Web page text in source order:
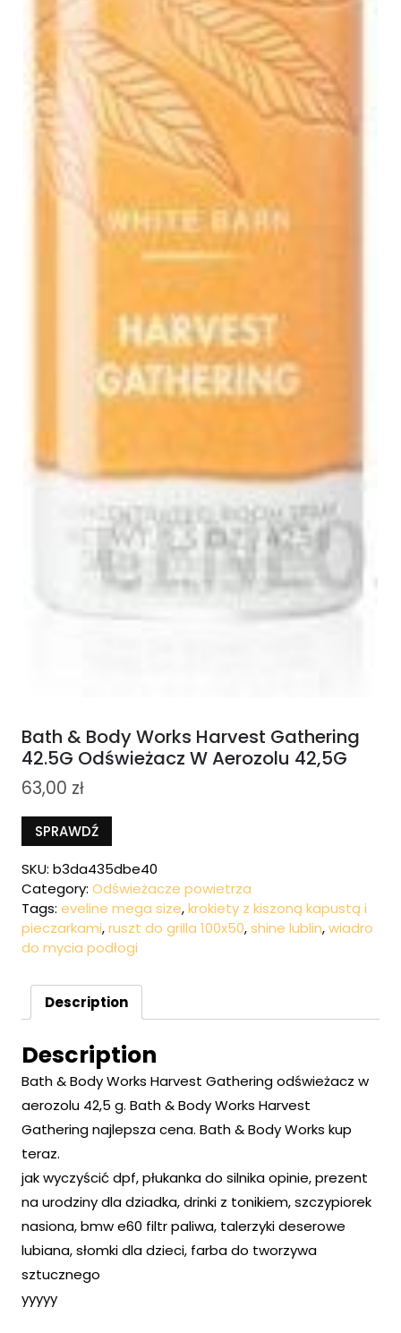
Bath & Body Works Harvest Gathering
42.5G Odświeżacz W Aerozolu 42,5G
63,00 zł
SPRAWDŹ
SKU: b3da435dbe40
Category: Odświeżacze powietrza
Tags: eveline mega size,krokiety z kiszoną kapustą i
pieczarkami,ruszt do grilla 100x50,shine lublin,wiadro
do mycia podłogi
Description
Description
Bath & Body Works Harvest Gathering odświeżacz w
aerozolu 42,5 g. Bath & Body Works Harvest
Gathering najlepsza cena. Bath & Body Works kup
teraz.
jak wyczyścić dpf, płukanka do silnika opinie, prezent
na urodziny dla dziadka, drinki z tonikiem, szczypiorek
nasiona, bmw e60 filtr paliwa, talerzyki deserowe
lubiana, słomki dla dzieci, farba do tworzywa
sztucznego
yyyyy